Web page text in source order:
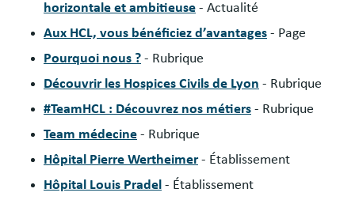
horizontale et ambitieuse - Actualité
Aux HCL, vous bénéficiez d’avantages - Page
Pourquoi nous ? - Rubrique
Découvrir les Hospices Civils de Lyon - Rubrique
#TeamHCL : Découvrez nos métiers - Rubrique
Team médecine - Rubrique
Hôpital Pierre Wertheimer - Établissement
Hôpital Louis Pradel - Établissement